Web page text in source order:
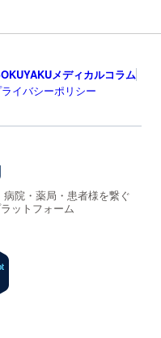
メディカルコラム
イバシーポリシー
病院・薬局・患者様を繋ぐ
ットフォーム